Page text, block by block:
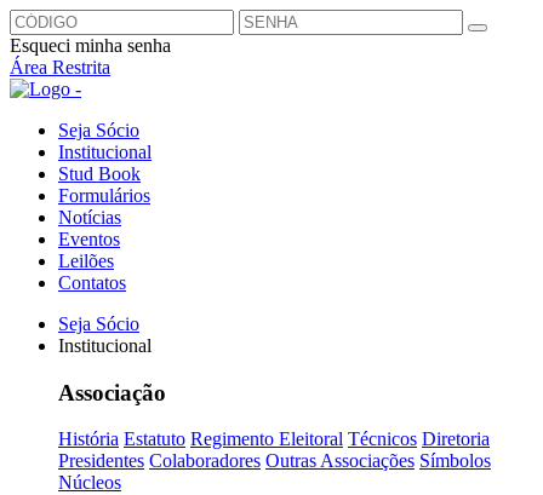
Esqueci minha senha
Área Restrita
Seja Sócio
Institucional
Stud Book
Formulários
Notícias
Eventos
Leilões
Contatos
Seja Sócio
Institucional
Associação
História Estatuto Regimento Eleitoral Técnicos Diretoria
Presidentes Colaboradores Outras Associações Símbolos
Núcleos